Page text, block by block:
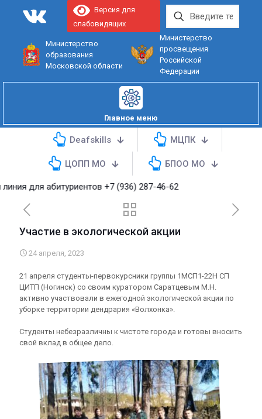
Министерство
образования
Московской области
Министерство
просвещения
Российской
Федерации
Версия для
слабовидящих
Главное меню
Deafskills МЦПК
ЦОПП МО БПОО МО
абитуриентов+7 (936) 287-46-62
Участие в экологической акции
24 апреля, 2023
21 апреля студенты-первокурсники группы 1МСП1-22Н СП
ЦИТП (Ногинск) со своим куратором Саратцевым М.Н.
активно участвовали в ежегодной экологической акции по
уборке территории дендрария «Волхонка».
Студенты небезразличны к чистоте города и готовы вносить
свой вклад в общее дело.